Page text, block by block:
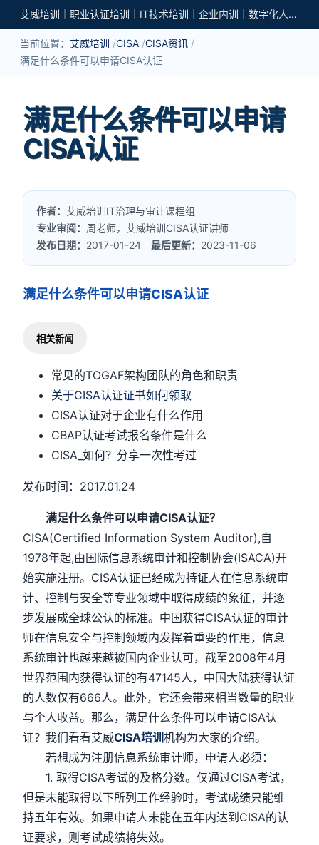
艾威培训｜职业认证培训｜IT技术培训｜企业内训｜数字化人才培养
当前位置： 艾威培训 CISA CISA资讯
满足什么条件可以申请CISA认证
满足什么条件可以申请
CISA认证
作者： 艾威培训IT治理与审计课程组
专业审阅： 周老师，艾威培训CISA认证讲师
发布日期： 2017-01-24最后更新： 2023-11-06
满足什么条件可以申请CISA认证
相关新闻
常见的TOGAF架构团队的角色和职责
关于CISA认证证书如何领取
CISA认证对于企业有什么作用
CBAP认证考试报名条件是什么
CISA_如何？分享一次性考过
发布时间：2017.01.24
满足什么条件可以申请CISA认证？
CISA(Certified Information System Auditor),自
1978年起,由国际信息系统审计和控制协会(ISACA)开
始实施注册。CISA认证已经成为持证人在信息系统审
计、控制与安全等专业领域中取得成绩的象征，并逐
步发展成全球公认的标准。中国获得CISA认证的审计
师在信息安全与控制领域内发挥着重要的作用，信息
系统审计也越来越被国内企业认可，截至2008年4月
世界范围内获得认证的有47145人，中国大陆获得认证
的人数仅有666人。此外，它还会带来相当数量的职业
与个人收益。那么，满足什么条件可以申请CISA认
证？我们看看艾威CISA培训机构为大家的介绍。
若想成为注册信息系统审计师，申请人必须：
1. 取得CISA考试的及格分数。仅通过CISA考试，
但是未能取得以下所列工作经验时，考试成绩只能维
持五年有效。如果申请人未能在五年内达到CISA的认
证要求，则考试成绩将失效。